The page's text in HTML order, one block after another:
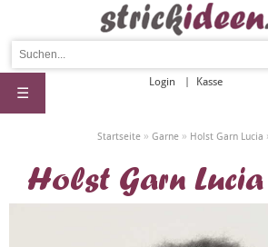
Login Kasse
☰
Startseite » Garne » Holst Garn Lucia
Holst Garn